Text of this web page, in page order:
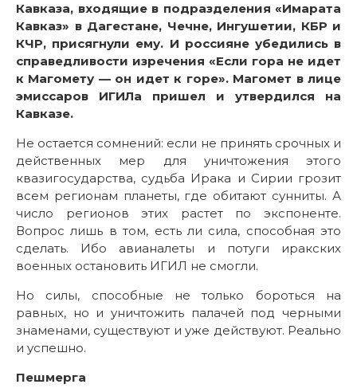
Кавказа, входящие в подразделения «Имарата
Кавказ» в Дагестане, Чечне, Ингушетии, КБР и
КЧР, присягнули ему. И россияне убедились в
справедливости изречения «Если гора не идет
к Магомету — он идет к горе». Магомет в лице
эмиссаров ИГИЛа пришел и утвердился на
Кавказе.
Не остается сомнений: если не принять срочных и
действенных мер для уничтожения этого
квазигосударства, судьба Ирака и Сирии грозит
всем регионам планеты, где обитают сунниты. А
число регионов этих растет по экспоненте.
Вопрос лишь в том, есть ли сила, способная это
сделать. Ибо авианалеты и потуги иракских
военных остановить ИГИЛ не смогли.
Но силы, способные не только бороться на
равных, но и уничтожить палачей под черными
знаменами, существуют и уже действуют. Реально
и успешно.
Пешмерга